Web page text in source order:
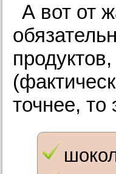
А вот от
точнее, то